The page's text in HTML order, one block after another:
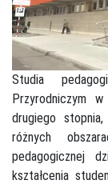
Studia
Przyrodniczym
drugiego
różnych
pedagogicznej
kształcenia